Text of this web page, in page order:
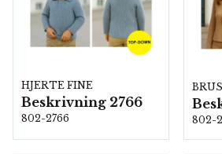
HJERTE FINE
Beskrivning 2766
802-2766 802-